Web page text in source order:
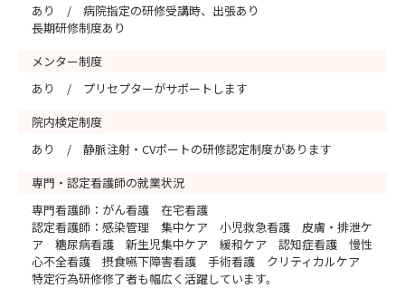
あり / 病院指定の研修受講時、出張あり
長期研修制度あり
メンター制度
あり / プリセプターがサポートします
院内検定制度
あり / 静脈注射・CVポートの研修認定制度があります
専門・認定看護師の就業状況
専門看護師：がん看護 在宅看護
認定看護師：感染管理 集中ケア 小児救急看護 皮膚・排泄ケ
ア 糖尿病看護 新生児集中ケア 緩和ケア 認知症看護 慢性
心不全看護 摂食嚥下障害看護 手術看護 クリティカルケア
特定行為研修修了者も幅広く活躍しています。